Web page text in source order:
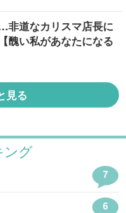
非道なカリスマ店長に
醜い私があなたになる
見る